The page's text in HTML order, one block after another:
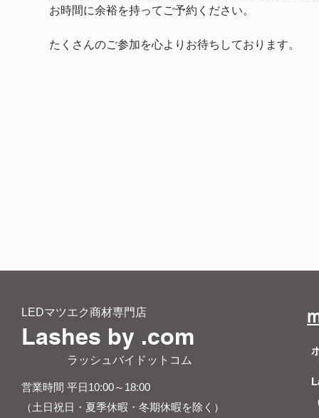
お時間に余裕を持ってご予約ください。
たくさんのご参加を心よりお待ちしております。
LEDマツエク商材専門店
Lashes by .com
​ ラッシュバイドットコム
営業時間 平日10:00～18:00
（土日祝日・夏季休暇・冬期休暇を除く）